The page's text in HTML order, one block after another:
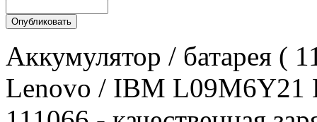
Аккумулятор / батарея (
Lenovo / IBM L09M6Y21